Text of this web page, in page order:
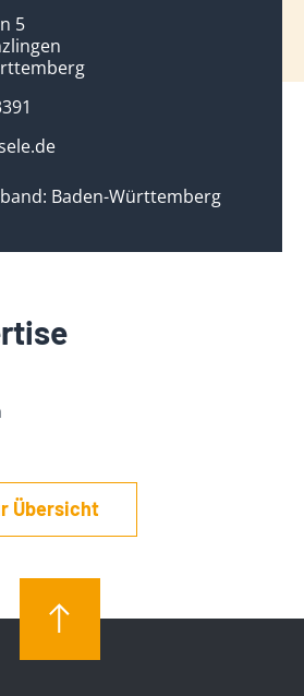
5
Baden-Württemberg
Übersicht